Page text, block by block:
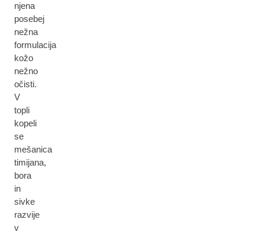
njena
posebej
nežna
formulacija
kožo
nežno
očisti.
V
topli
kopeli
se
mešanica
timijana,
bora
in
sivke
razvije
v